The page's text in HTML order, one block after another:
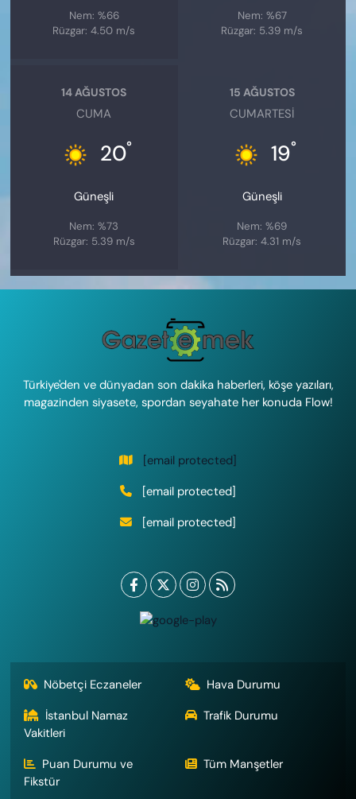
Nem: %66
Rüzgar: 4.50 m/s
Nem: %67
Rüzgar: 5.39 m/s
14 AĞUSTOS
CUMA
20°
Güneşli
Nem: %73
Rüzgar: 5.39 m/s
15 AĞUSTOS
CUMARTESI
19°
Güneşli
Nem: %69
Rüzgar: 4.31 m/s
Türkiye'den ve dünyadan son dakika haberleri, köşe yazıları,
magazinden siyasete, spordan seyahate her konuda Flow!
[email protected]
[email protected]
[email protected]
Nöbetçi Eczaneler
Hava Durumu
İstanbul Namaz
Vakitleri
Trafik Durumu
Puan Durumu ve
Fikstür
Tüm Manşetler